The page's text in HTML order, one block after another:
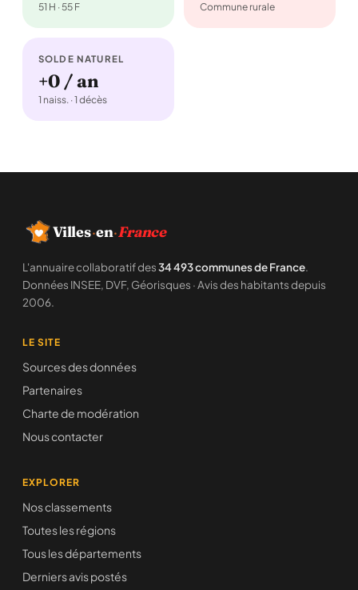
51 H · 55 F Commune rurale
SOLDE NATUREL
+0 / an
1 naiss. · 1 décès
Villes·en·France
L'annuaire collaboratif des34 493 communes de France.
Données INSEE, DVF, Géorisques · Avis des habitants depuis
2006.
LE SITE
Sources des données
Partenaires
Charte de modération
Nous contacter
EXPLORER
Nos classements
Toutes les régions
Tous les départements
Derniers avis postés